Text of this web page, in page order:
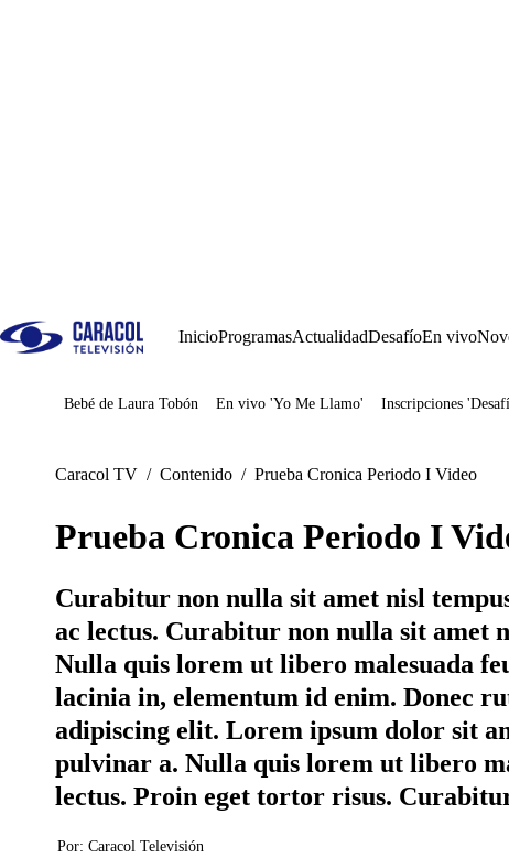
InicioProgramasActualidadDesafíoEn vivo
Juegos
Bebé de Laura Tobón En vivo 'Yo Me Llamo' Inscripciones
Caracol TV / Contenido / Prueba Cronica Periodo I Video
Prueba Cronica Periodo I
Curabitur non nulla sit amet nisl
ac lectus. Curabitur non nulla sit amet
Nulla quis lorem ut libero malesuada
lacinia in, elementum id enim. Donec
adipiscing elit. Lorem ipsum dolor sit
pulvinar a. Nulla quis lorem ut libero
lectus. Proin eget tortor risus.
Por: Caracol Televisión